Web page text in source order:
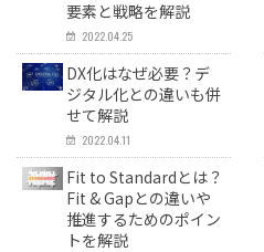
要素と戦略を解説
2022.04.25
DX化はなぜ必要？デ
ジタル化との違いも併
せて解説
2022.04.11
Fit to Standardとは？
Fit & Gapとの違いや
推進するためのポイン
トを解説